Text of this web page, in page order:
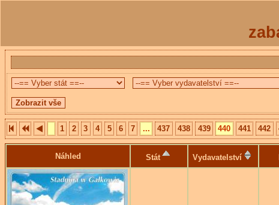
1 2 3 4 5 6 7 ... 437 438 439 440 441 442
Náhled Stát Vydavatelství